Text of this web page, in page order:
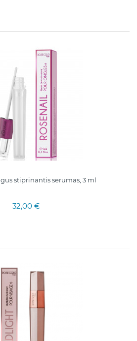
stiprinantis serumas, 3 ml
32,00 €